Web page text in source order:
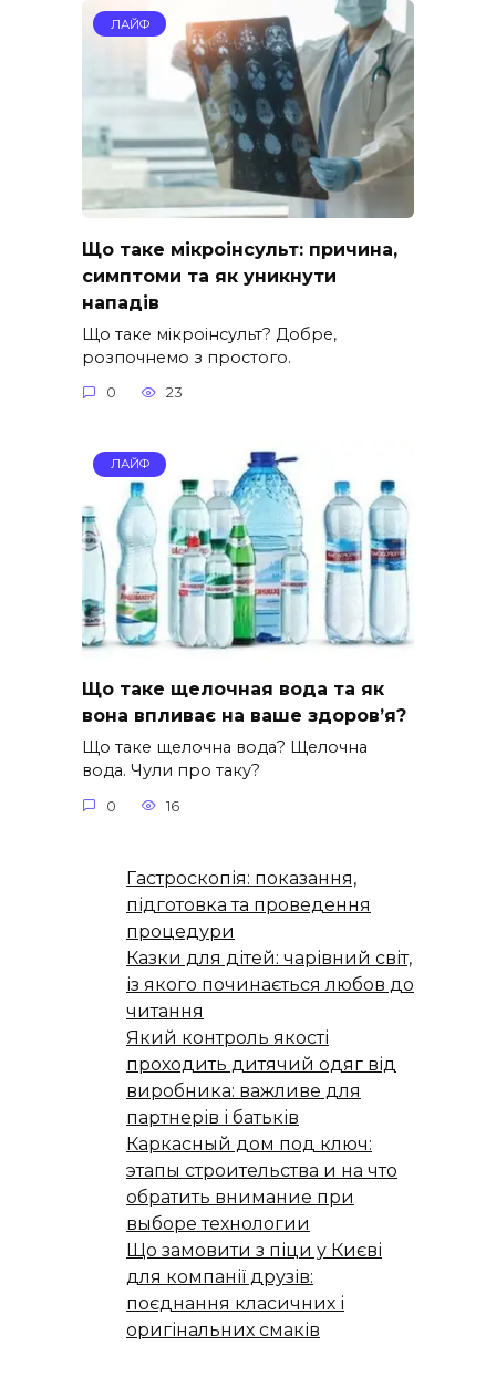
ЛАЙФ
Що таке мікроінсульт: причина,
симптоми та як уникнути
нападів
Що таке мікроінсульт? Добре,
розпочнемо з простого.
0 23
ЛАЙФ
Що таке щелочная вода та як
вона впливає на ваше здоров’я?
Що таке щелочна вода? Щелочна
вода. Чули про таку?
0 16
Гастроскопія: показання,
підготовка та проведення
процедури
Казки для дітей: чарівний світ,
із якого починається любов до
читання
Який контроль якості
проходить дитячий одяг від
виробника: важливе для
партнерів і батьків
Каркасный дом под ключ:
этапы строительства и на что
обратить внимание при
выборе технологии
Що замовити з піци у Києві
для компанії друзів:
поєднання класичних і
оригінальних смаків